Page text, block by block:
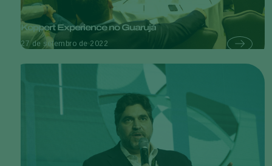
Koppert Experience no Guarujá
27 de setembro de 2022